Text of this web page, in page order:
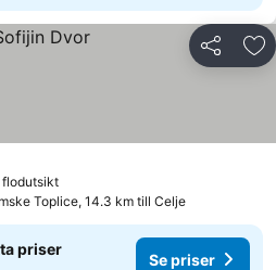
Dela
flodutsikt
Toplice, 14.3 km till Celje
priser
Se priser